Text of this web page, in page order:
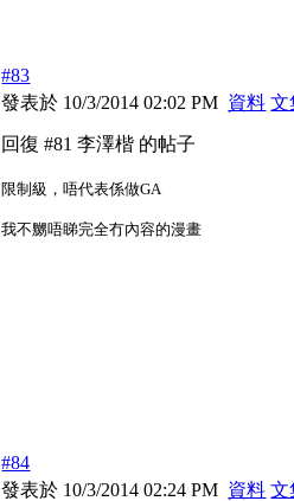
#83
發表於 10/3/2014 02:02 PM 資料 文
回復 #81 李澤楷 的帖子
限制級，唔代表係做GA
我不嬲唔睇完全冇內容的漫畫
#84
發表於 10/3/2014 02:24 PM 資料 文